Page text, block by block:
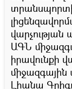
ԱԳՆ
իրավունքի
Լիանա